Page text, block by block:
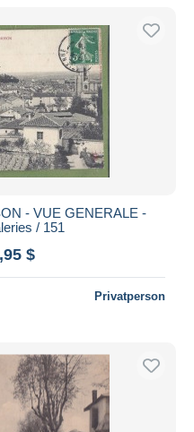
- VUE GENERALE -
/ 151
$
Privatperson